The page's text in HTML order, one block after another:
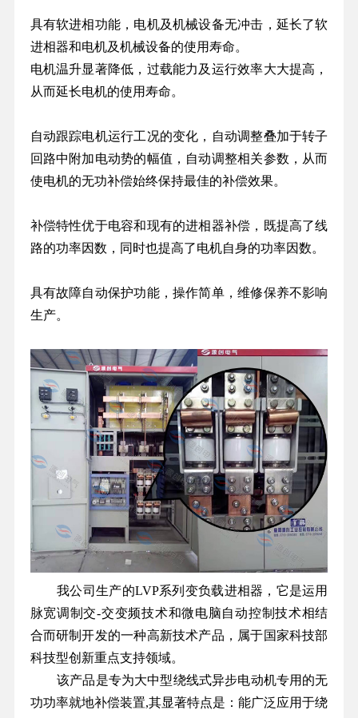
具有软进相功能，电机及机械设备无冲击，延长了软
进相器和电机及机械设备的使用寿命。
电机温升显著降低，过载能力及运行效率大大提高，
从而延长电机的使用寿命。
自动跟踪电机运行工况的变化，自动调整叠加于转子
回路中附加电动势的幅值，自动调整相关参数，从而
使电机的无功补偿始终保持最佳的补偿效果。
补偿特性优于电容和现有的进相器补偿，既提高了线
路的功率因数，同时也提高了电机自身的功率因数。
具有故障自动保护功能，操作简单，维修保养不影响
生产。
我公司生产的LVP系列变负载进相器，它是运用
脉宽调制交-交变频技术和微电脑自动控制技术相结
合而研制开发的一种高新技术产品，属于国家科技部
科技型创新重点支持领域。
该产品是专为大中型绕线式异步电动机专用的无
功功率就地补偿装置,其显著特点是：能广泛应用于绕